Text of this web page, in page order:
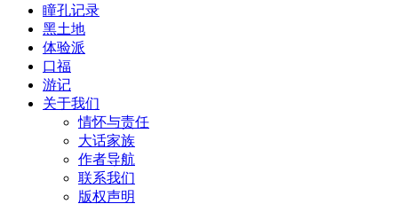
瞳孔记录
黑土地
体验派
口福
游记
关于我们
情怀与责任
大话家族
作者导航
联系我们
版权声明